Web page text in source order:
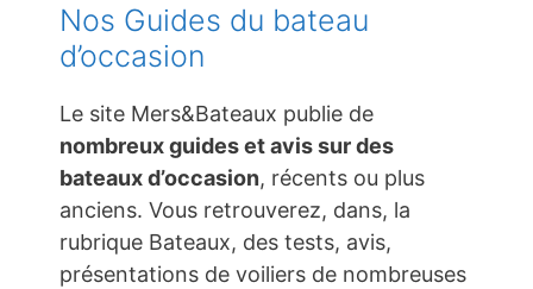
Nos Guides du bateau
d’occasion
Le site Mers&Bateaux publie de
nombreux guides et avis sur des
bateaux d’occasion, récents ou plus
anciens. Vous retrouverez, dans, la
rubrique Bateaux, des tests, avis,
présentations de voiliers de nombreuses